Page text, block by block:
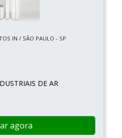
IN / SÃO PAULO - SP
DE AR
agora